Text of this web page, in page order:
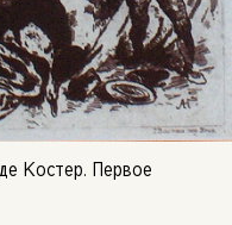
Костер. Первое